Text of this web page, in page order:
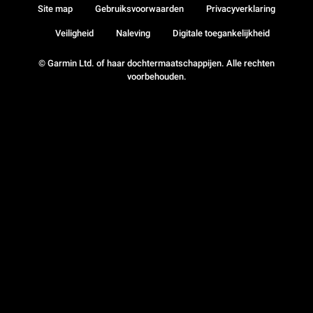
© Garmin Ltd. of haar dochtermaatschappijen. Alle rechten
voorbehouden.
Site map Gebruiksvoorwaarden Privacyverklaring
Veiligheid Naleving Digitale toegankelijkheid